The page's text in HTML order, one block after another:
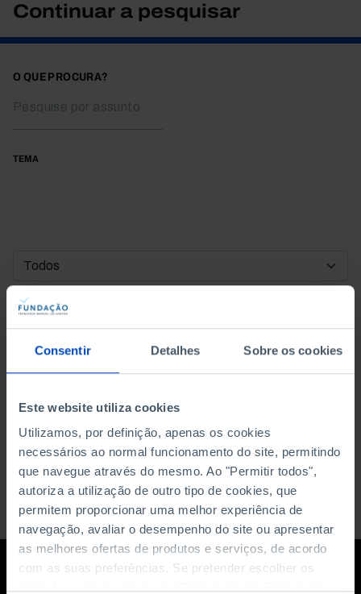
Consentir Detalhes Sobre os cookies
Este website utiliza cookies
Utilizamos, por definição, apenas os cookies
necessários ao normal funcionamento do site, permitindo
que navegue através do mesmo. Ao "Permitir todos",
autoriza a utilização de outro tipo de cookies, que
permitem proporcionar uma melhor experiência de
navegação, avaliar o desempenho do site ou apresentar
as melhores ofertas de produtos e serviços, de acordo
com as suas preferências. Se pretender escolher os
Continuar a pesquisar
O QUE PROCURA?
TEMA
DATA DE INÍCIO
DATA DE FIM